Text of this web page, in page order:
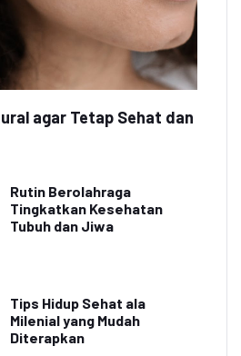
agar Tetap Sehat dan
Rutin Berolahraga
Tingkatkan Kesehatan
Tubuh dan Jiwa
Tips Hidup Sehat ala
Milenial yang Mudah
Diterapkan